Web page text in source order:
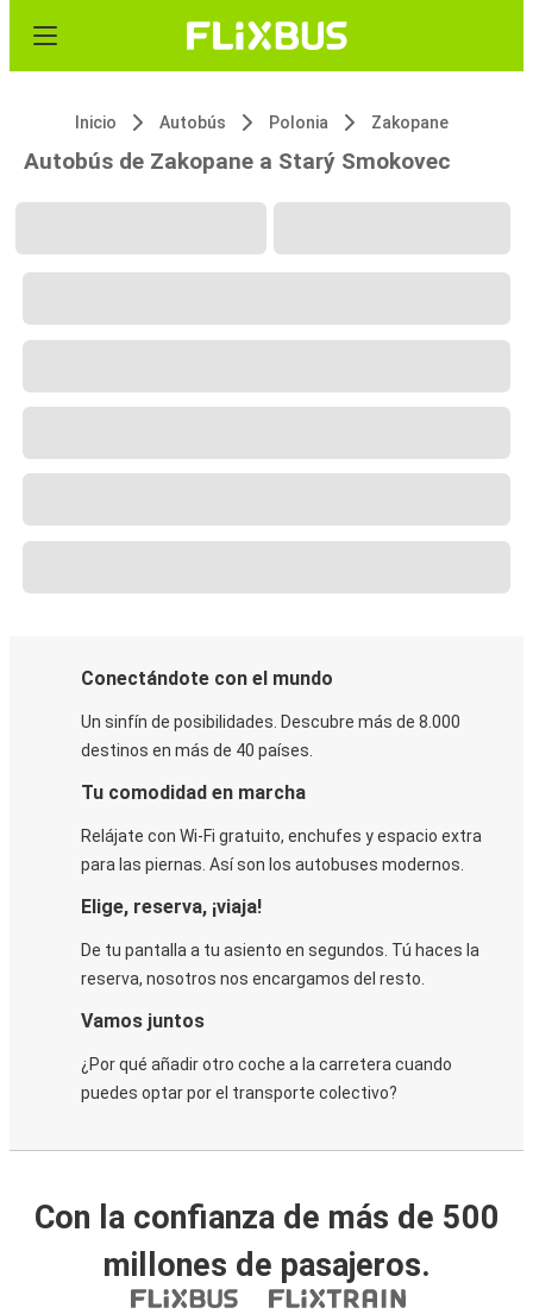
Inicio Autobús Polonia Zakopane
Autobús de Zakopane a Starý Smokovec
Conectándote con el mundo
Un sinfín de posibilidades. Descubre más de 8.000
destinos en más de 40 países.
Tu comodidad en marcha
Relájate con Wi-Fi gratuito, enchufes y espacio extra
para las piernas. Así son los autobuses modernos.
Elige, reserva, ¡viaja!
De tu pantalla a tu asiento en segundos. Tú haces la
reserva, nosotros nos encargamos del resto.
Vamos juntos
¿Por qué añadir otro coche a la carretera cuando
puedes optar por el transporte colectivo?
Con la confianza de más de 500
millones de pasajeros.